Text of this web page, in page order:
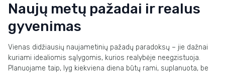
Naujų metų pažadai ir realus
gyvenimas
Vienas didžiausių naujametinių pažadų paradoksų – jie dažnai
kuriami idealiomis sąlygomis, kurios realybėje neegzistuoja.
Planuojame taip, lyg kiekviena diena būtų rami, suplanuota, be